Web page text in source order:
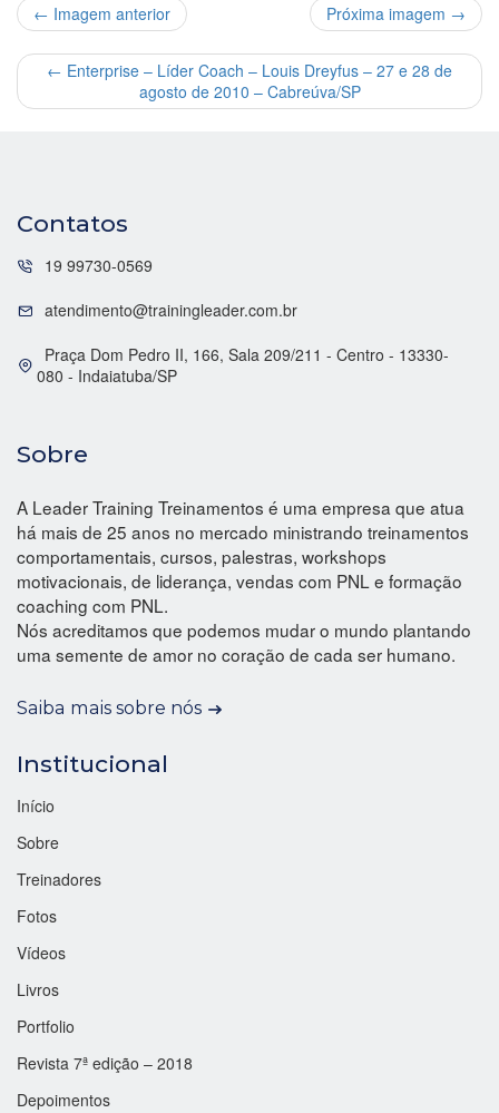
← Imagem anterior Próxima imagem →
← Enterprise – Líder Coach – Louis Dreyfus – 27 e 28 de
agosto de 2010 – Cabreúva/SP
Contatos
19 99730-0569
atendimento@trainingleader.com.br
Praça Dom Pedro II, 166, Sala 209/211 - Centro - 13330-
080 - Indaiatuba/SP
Sobre
A Leader Training Treinamentos é uma empresa que atua
há mais de 25 anos no mercado ministrando treinamentos
comportamentais, cursos, palestras, workshops
motivacionais, de liderança, vendas com PNL e formação
coaching com PNL.
Nós acreditamos que podemos mudar o mundo plantando
uma semente de amor no coração de cada ser humano.
Saiba mais sobre nós
Institucional
Início
Sobre
Treinadores
Fotos
Vídeos
Livros
Portfolio
Revista 7ª edição – 2018
Depoimentos